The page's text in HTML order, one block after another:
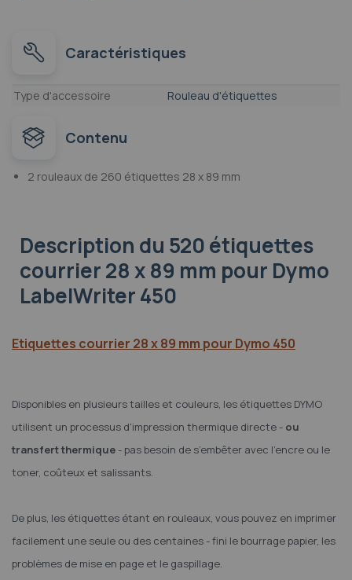
Caractéristiques
Caractéristiques
Type d'accessoire Rouleau d'étiquettes
Contenu
2 rouleaux de 260 étiquettes 28 x 89 mm
Description du 520 étiquettes
courrier 28 x 89 mm pour Dymo
LabelWriter 450
Etiquettes courrier 28 x 89 mm pour Dymo 450
Disponibles en plusieurs tailles et couleurs, les étiquettes DYMO
utilisent un processus d'impression thermique directe - ou
transfert thermique - pas besoin de s’embêter avec l’encre ou le
toner, coûteux et salissants.
De plus, les étiquettes étant en rouleaux, vous pouvez en imprimer
facilement une seule ou des centaines - fini le bourrage papier, les
problèmes de mise en page et le gaspillage.